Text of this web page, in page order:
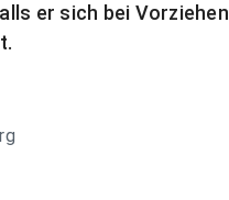
er sich bei Vorziehen